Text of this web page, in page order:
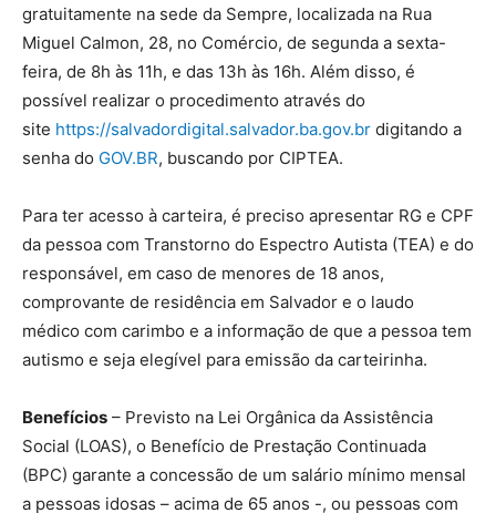
gratuitamente na sede da Sempre, localizada na Rua
Miguel Calmon, 28, no Comércio, de segunda a sexta-
feira, de 8h às 11h, e das 13h às 16h. Além disso, é
possível realizar o procedimento através do
site https://salvadordigital.salvador.ba.gov.br digitando a
senha do GOV.BR, buscando por CIPTEA.
Para ter acesso à carteira, é preciso apresentar RG e CPF
da pessoa com Transtorno do Espectro Autista (TEA) e do
responsável, em caso de menores de 18 anos,
comprovante de residência em Salvador e o laudo
médico com carimbo e a informação de que a pessoa tem
autismo e seja elegível para emissão da carteirinha.
Benefícios – Previsto na Lei Orgânica da Assistência
Social (LOAS), o Benefício de Prestação Continuada
(BPC) garante a concessão de um salário mínimo mensal
a pessoas idosas – acima de 65 anos -, ou pessoas com